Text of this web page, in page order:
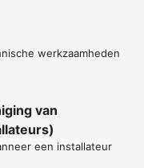
werkzaamheden
van
een installateur